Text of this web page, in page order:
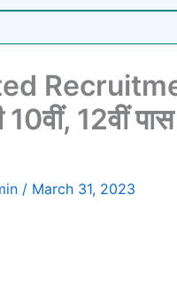
12वीं
/ March 31, 2023